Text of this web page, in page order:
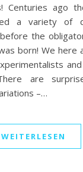
Centuries ago
a variety of
the
born! We here
are
–…
WEITERLESEN